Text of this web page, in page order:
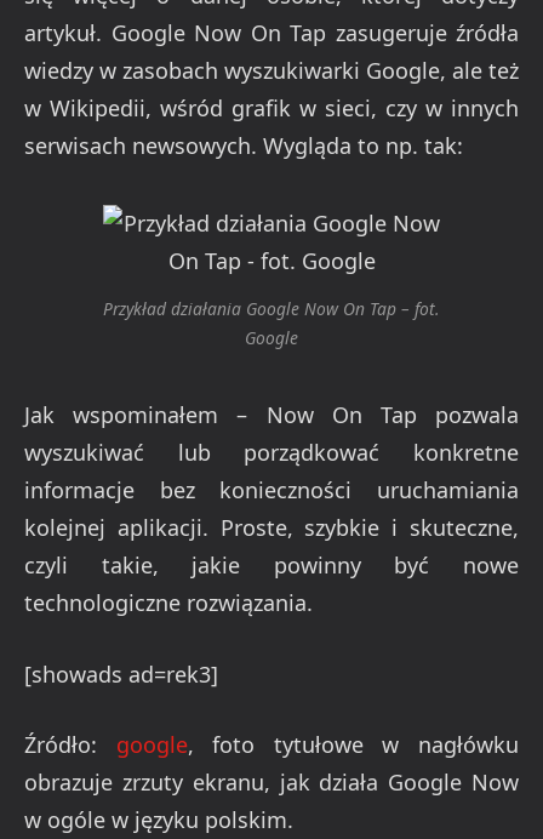
artykuł. Google Now On Tap zasugeruje źródła
wiedzy w zasobach wyszukiwarki Google, ale też
w Wikipedii, wśród grafik w sieci, czy w innych
serwisach newsowych. Wygląda to np. tak:
Przykład działania Google Now On Tap – fot.
Google
Jak wspominałem – Now On Tap pozwala
wyszukiwać lub porządkować konkretne
informacje bez konieczności uruchamiania
kolejnej aplikacji. Proste, szybkie i skuteczne,
czyli takie, jakie powinny być nowe
technologiczne rozwiązania.
[showads ad=rek3]
Źródło: google, foto tytułowe w nagłówku
obrazuje zrzuty ekranu, jak działa Google Now
w ogóle w języku polskim.